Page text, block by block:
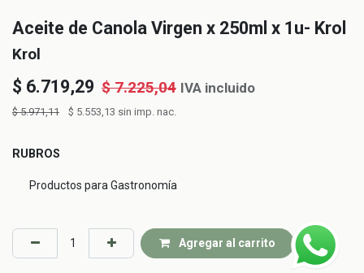
Aceite de Canola Virgen x 250ml x 1u- Krol
Krol
$ 6.719,29 $7.225,04 IVA incluido
$5.971,11 $ 5.553,13 sin imp. nac.
RUBROS
Productos para Gastronomía
Agregar al carrito